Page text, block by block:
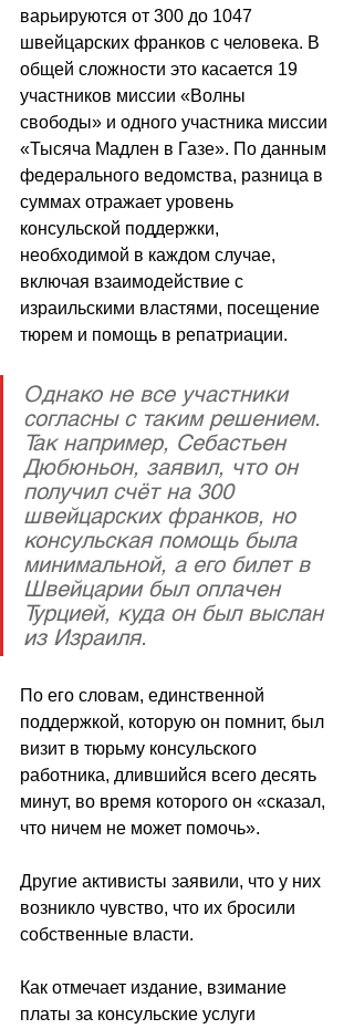
варьируются от 300 до 1047
швейцарских франков с человека. В
общей сложности это касается 19
участников миссии «Волны
свободы» и одного участника миссии
«Тысяча Мадлен в Газе». По данным
федерального ведомства, разница в
суммах отражает уровень
консульской поддержки,
необходимой в каждом случае,
включая взаимодействие с
израильскими властями, посещение
тюрем и помощь в репатриации.
Однако не все участники
согласны с таким решением.
Так например, Себастьен
Дюбюньон, заявил, что он
получил счёт на 300
швейцарских франков, но
консульская помощь была
минимальной, а его билет в
Швейцарии был оплачен
Турцией, куда он был выслан
из Израиля.
По его словам, единственной
поддержкой, которую он помнит, был
визит в тюрьму консульского
работника, длившийся всего десять
минут, во время которого он «сказал,
что ничем не может помочь».
Другие активисты заявили, что у них
возникло чувство, что их бросили
собственные власти.
Как отмечает издание, взимание
платы за консульские услуги